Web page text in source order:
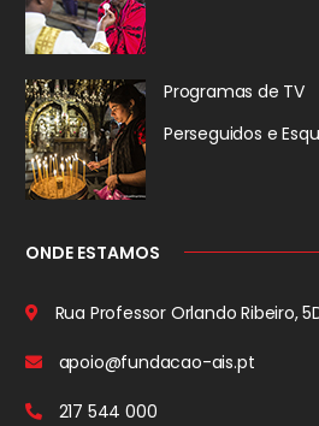
Programas de TV
Perseguidos e
ONDE ESTAMOS
Rua Professor Orlando Ribeiro,
apoio@fundacao-ais.pt
217 544 000